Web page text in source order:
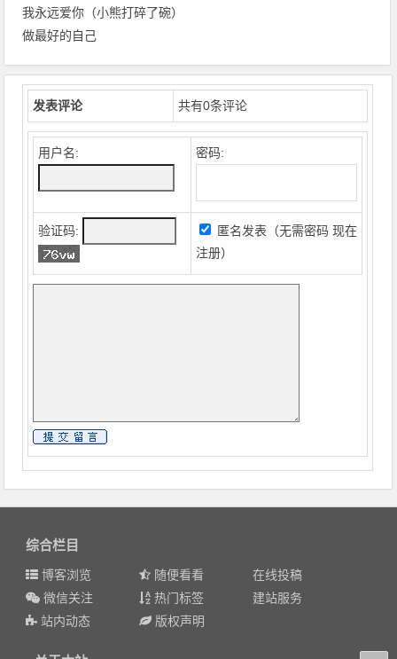
我永远爱你（小熊打碎了碗）
做最好的自己
发表评论 共有0条评论
用户名: 密码:
验证码: 匿名发表（无需密码现在
注册）
综合栏目
博客浏览 随便看看
在线投稿
微信关注
热门标签
建站服务
站内动态
版权声明